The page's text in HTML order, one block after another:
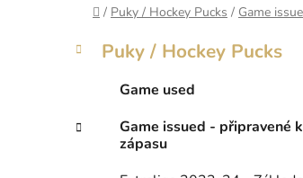
Domů
/ Puky / Hockey Pucks / Game
P
r
Přeskočit
kategorie
K
a
g
o
Puky / Hockey Pucks
Game used
Game issued - připravené k
zápasu